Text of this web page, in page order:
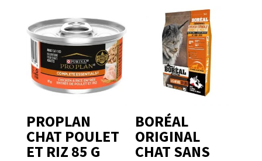
PROPLAN
CHAT POULET
ET RIZ 85 G
BORÉAL
ORIGINAL
CHAT SANS